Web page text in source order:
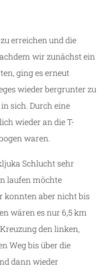
erreichen und die
wir zunächst ein
ging es erneut
wieder bergrunter zu
sich. Durch eine
wieder an die T-
waren.
Schlucht sehr
laufen möchte
konnten aber nicht bis
wären es nur 6,5 km
den linken,
Weg bis über die
dann wieder